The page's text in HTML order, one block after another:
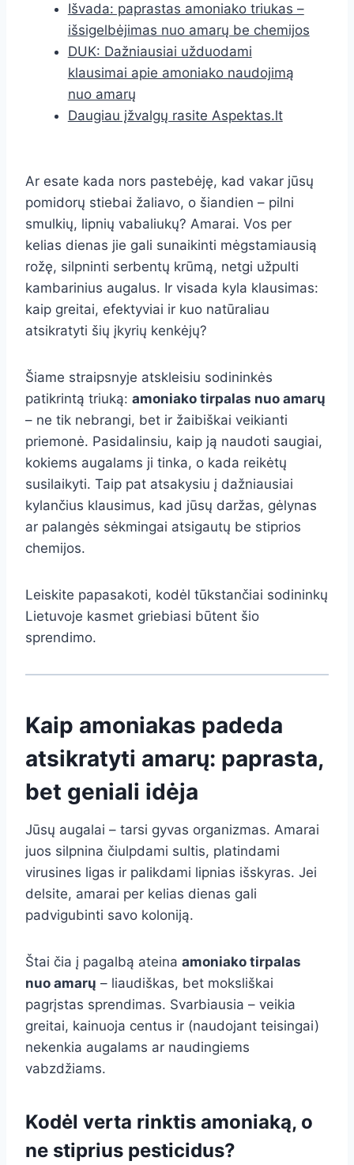
Išvada: paprastas amoniako triukas –
išsigelbėjimas nuo amarų be chemijos
DUK: Dažniausiai užduodami
klausimai apie amoniako naudojimą
nuo amarų
Daugiau įžvalgų rasite Aspektas.lt
Ar esate kada nors pastebėję, kad vakar jūsų
pomidorų stiebai žaliavo, o šiandien – pilni
smulkių, lipnių vabaliukų? Amarai. Vos per
kelias dienas jie gali sunaikinti mėgstamiausią
rožę, silpninti serbentų krūmą, netgi užpulti
kambarinius augalus. Ir visada kyla klausimas:
kaip greitai, efektyviai ir kuo natūraliau
atsikratyti šių įkyrių kenkėjų?
Šiame straipsnyje atskleisiu sodininkės
patikrintą triuką: amoniako tirpalas nuo amarų
– ne tik nebrangi, bet ir žaibiškai veikianti
priemonė. Pasidalinsiu, kaip ją naudoti saugiai,
kokiems augalams ji tinka, o kada reikėtų
susilaikyti. Taip pat atsakysiu į dažniausiai
kylančius klausimus, kad jūsų daržas, gėlynas
ar palangės sėkmingai atsigautų be stiprios
chemijos.
Leiskite papasakoti, kodėl tūkstančiai sodininkų
Lietuvoje kasmet griebiasi būtent šio
sprendimo.
Kaip amoniakas padeda
atsikratyti amarų: paprasta,
bet geniali idėja
Jūsų augalai – tarsi gyvas organizmas. Amarai
juos silpnina čiulpdami sultis, platindami
virusines ligas ir palikdami lipnias išskyras. Jei
delsite, amarai per kelias dienas gali
padvigubinti savo koloniją.
Štai čia į pagalbą ateina amoniako tirpalas
nuo amarų – liaudiškas, bet moksliškai
pagrįstas sprendimas. Svarbiausia – veikia
greitai, kainuoja centus ir (naudojant teisingai)
nekenkia augalams ar naudingiems
vabzdžiams.
Kodėl verta rinktis amoniaką, o
ne stiprius pesticidus?